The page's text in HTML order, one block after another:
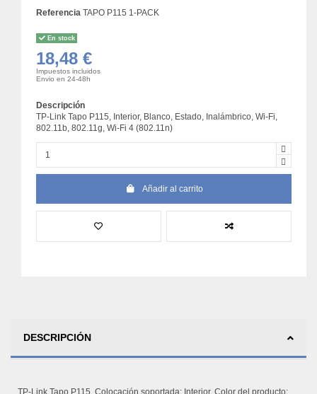
Referencia TAPO P115 1-PACK
En stock
18,48 €
Impuestos incluidos
Envio en 24-48h
Descripción
TP-Link Tapo P115, Interior, Blanco, Estado, Inalámbrico, Wi-Fi,
802.11b, 802.11g, Wi-Fi 4 (802.11n)
Añadir al carrito
DESCRIPCIÓN